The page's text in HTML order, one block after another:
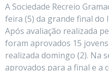
A Sociedade Recreio
feira (5) da grande final do
Após avaliação realizada
foram aprovados 15
realizada domingo (2). Na
aprovados para a final e a